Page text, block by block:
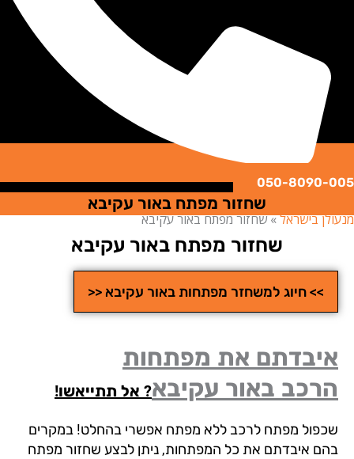
050-
שחזור מפתח באור עקיבא
בישראל»שחזור מפתח באור עקיבא
שחזור מפתח באור עקיבא
>> חיוג למשחזר מפתחות באור עקיבא <<
את מפתחות
באור עקיבא? אל תתייאשו!
מפתח לרכב ללא מפתח אפשרי בהחלט! במקרים
איבדתם את כל המפתחות, ניתן לבצע שחזור מפתח